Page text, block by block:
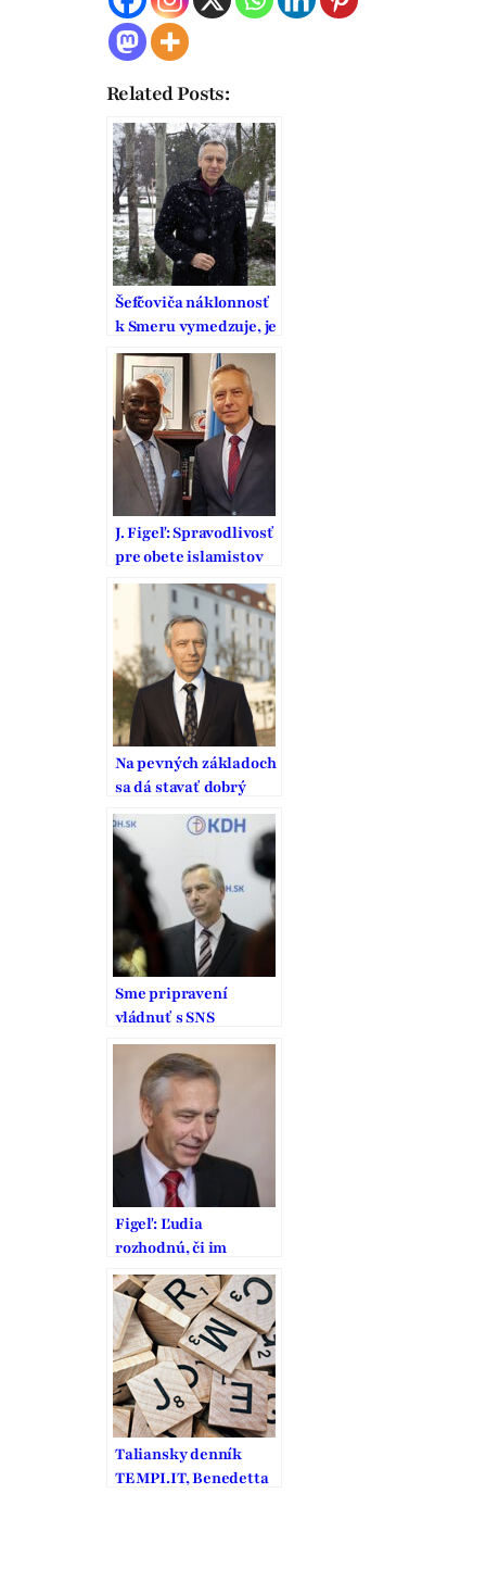
Related Posts:
Šefčoviča náklonnosť
k Smeru vymedzuje, je
to pritom strana
vodcovského typu
J. Figeľ: Spravodlivosť
pre obete islamistov
je dôležitá
Na pevných základoch
sa dá stavať dobrý
domov
Sme pripravení
vládnuť s SNS
Figeľ: Ľudia
rozhodnú, či im
nevadí alobalíček
Taliansky denník
TEMPI.IT, Benedetta